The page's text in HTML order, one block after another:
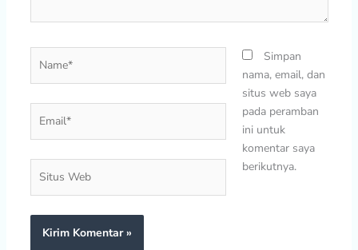
Web
Simpan
nama, email, dan
situs web saya
pada peramban
ini untuk
komentar saya
berikutnya.